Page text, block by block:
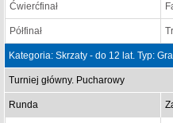
Ćwierćfinał
Półfinał
Kategoria: Skrzaty - do 12 lat. Typ:
Turniej główny. Pucharowy
Runda